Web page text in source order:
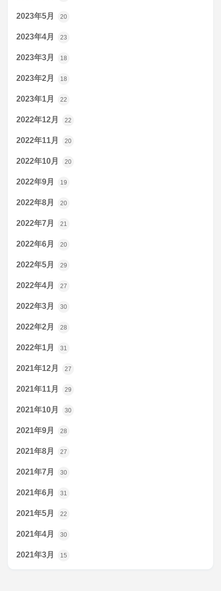
2023年5月 20
2023年4月 23
2023年3月 18
2023年2月 18
2023年1月 22
2022年12月 22
2022年11月 20
2022年10月 20
2022年9月 19
2022年8月 20
2022年7月 21
2022年6月 20
2022年5月 29
2022年4月 27
2022年3月 30
2022年2月 28
2022年1月 31
2021年12月 27
2021年11月 29
2021年10月 30
2021年9月 28
2021年8月 27
2021年7月 30
2021年6月 31
2021年5月 22
2021年4月 30
2021年3月 15